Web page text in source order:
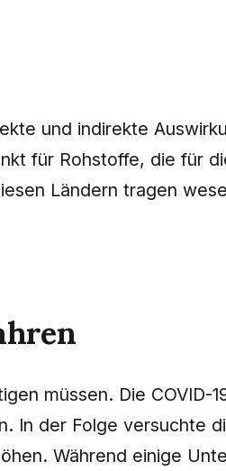
und indirekte
für Rohstoffe, die für
Ländern tragen
müssen. Die COVID-
In der Folge versuchte
Während einige